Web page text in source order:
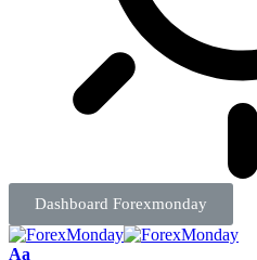
Dashboard Forexmonday
Aa